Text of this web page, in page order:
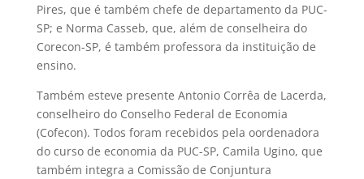
Pires, que é também chefe de departamento da PUC-
SP; e Norma Casseb, que, além de conselheira do
Corecon-SP, é também professora da instituição de
ensino.
Também esteve presente Antonio Corrêa de Lacerda,
conselheiro do Conselho Federal de Economia
(Cofecon). Todos foram recebidos pela oordenadora
do curso de economia da PUC-SP, Camila Ugino, que
também integra a Comissão de Conjuntura